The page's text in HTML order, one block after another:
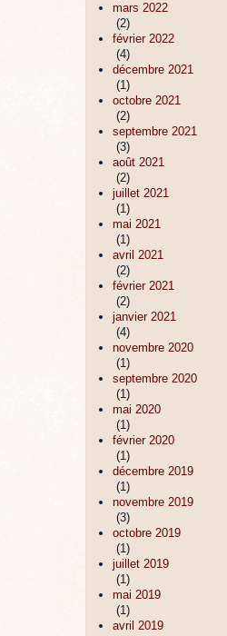
mars 2022
(2)
février 2022
(4)
décembre 2021
(1)
octobre 2021
(2)
septembre 2021
(3)
août 2021
(2)
juillet 2021
(1)
mai 2021
(1)
avril 2021
(2)
février 2021
(2)
janvier 2021
(4)
novembre 2020
(1)
septembre 2020
(1)
mai 2020
(1)
février 2020
(1)
décembre 2019
(1)
novembre 2019
(3)
octobre 2019
(1)
juillet 2019
(1)
mai 2019
(1)
avril 2019